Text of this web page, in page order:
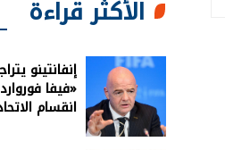
الأكثر قراءة
إنفانتينو
«فيفا
انقسام